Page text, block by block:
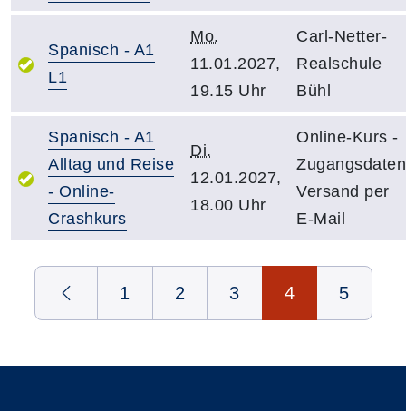
Spanisch - A1
L1
Mo.
11.01.2027,
19.15 Uhr
Carl-Netter-
Realschule
Bühl
Spanisch - A1
Alltag und Reise
- Online-
Crashkurs
Di.
12.01.2027,
18.00 Uhr
Online-Kurs -
Zugangsdaten
Versand per
E-Mail
1 2 3 4 5